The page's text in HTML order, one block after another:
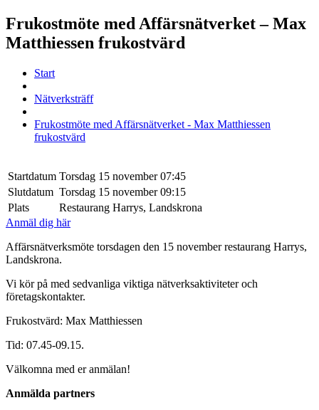
Frukostmöte med Affärsnätverket – Max
Matthiessen frukostvärd
Start
Nätverksträff
Frukostmöte med Affärsnätverket - Max Matthiessen
frukostvärd
Startdatum Torsdag 15 november 07:45
Slutdatum Torsdag 15 november 09:15
Plats
Restaurang Harrys, Landskrona
Anmäl dig här
Affärsnätverksmöte torsdagen den 15 november restaurang Harrys,
Landskrona.
Vi kör på med sedvanliga viktiga nätverksaktiviteter och
företagskontakter.
Frukostvärd: Max Matthiessen
Tid: 07.45-09.15.
Välkomna med er anmälan!
Anmälda partners